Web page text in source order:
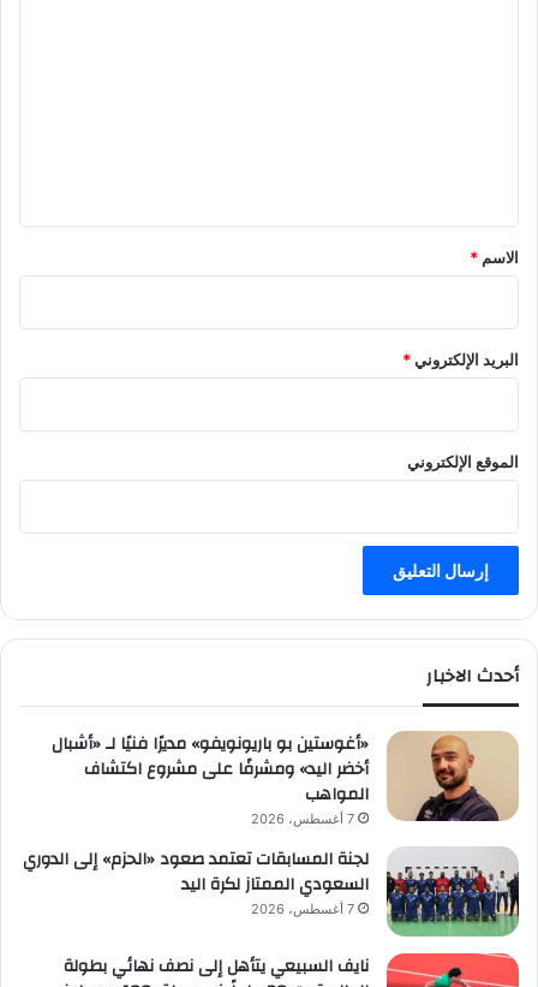
*
الاسم *
البريد الإلكتروني*
الموقع الإلكتروني
أحدث الاخبار
«أغوستين بو باريونويفو» مديرًا فنيًا لـ «أشبال
أخضر اليد» ومشرفًا على مشروع اكتشاف
المواهب
7 أغسطس، 2026
لجنة المسابقات تعتمد صعود «الحزم» إلى الدوري
السعودي الممتاز لكرة اليد
7 أغسطس، 2026
نايف السبيعي يتأهل إلى نصف نهائي بطولة